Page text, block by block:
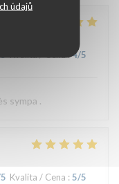
údajů
4/5
sympa .
Kvalita / Cena : 5/5